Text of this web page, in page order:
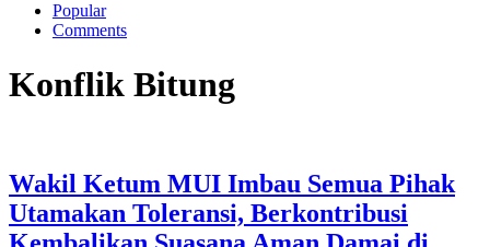
Popular
Comments
Konflik Bitung
Wakil Ketum MUI Imbau Semua Pihak
Utamakan Toleransi, Berkontribusi